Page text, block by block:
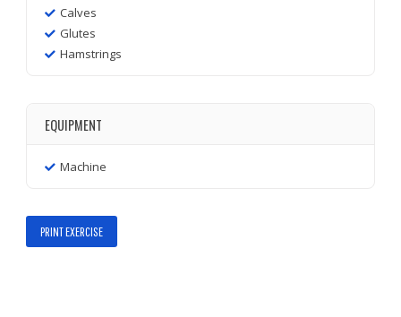
Calves
Glutes
Hamstrings
EQUIPMENT
Machine
PRINT EXERCISE